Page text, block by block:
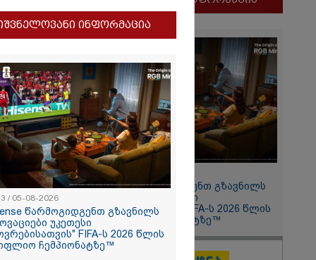
-
და
მათ
-
მიგრანტი,
ორსული
11:13 / 05-08-2026
Hisense წარმოგიდგენთ გზავნილს
"ინოვაციები უკეთესი
ცხოვრებისათვის" FIFA-ს 2026 წლის
მსოფლიო ჩემპიონატზე™
ინფორმაცია
/ 05-08-2026
წარმოგიდგენთ გზავნილს
უკეთესი
FIFA-ს 2026 წლის
ჩემპიონატზე™